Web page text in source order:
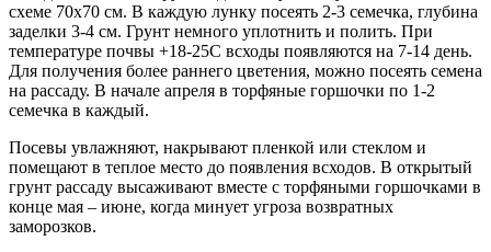
схеме 70х70 см. В каждую лунку посеять 2-3 семечка, глубина
заделки 3-4 см. Грунт немного уплотнить и полить. При
температуре почвы +18-25С всходы появляются на 7-14 день.
Для получения более раннего цветения, можно посеять семена
на рассаду. В начале апреля в торфяные горшочки по 1-2
семечка в каждый.
Посевы увлажняют, накрывают пленкой или стеклом и
помещают в теплое место до появления всходов. В открытый
грунт рассаду высаживают вместе с торфяными горшочками в
конце мая – июне, когда минует угроза возвратных
заморозков.